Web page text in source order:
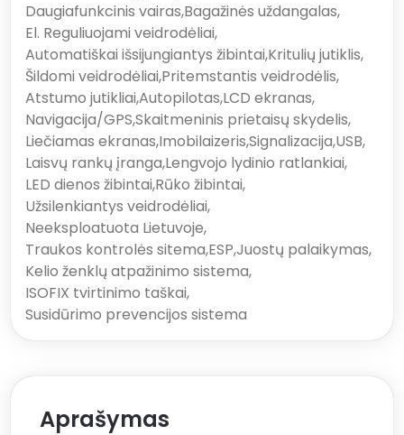
Daugiafunkcinis vairas,Bagažinės uždangalas,
El. Reguliuojami veidrodėliai,
Automatiškai išsijungiantys žibintai,Kritulių jutiklis,
Šildomi veidrodėliai,Pritemstantis veidrodėlis,
Atstumo jutikliai,Autopilotas,LCD ekranas,
Navigacija/GPS,Skaitmeninis prietaisų skydelis,
Liečiamas ekranas,Imobilaizeris,Signalizacija,USB,
Laisvų rankų įranga,Lengvojo lydinio ratlankiai,
LED dienos žibintai,Rūko žibintai,
Užsilenkiantys veidrodėliai,
Neeksploatuota Lietuvoje,
Traukos kontrolės sitema,ESP,Juostų palaikymas,
Kelio ženklų atpažinimo sistema,
ISOFIX tvirtinimo taškai,
Susidūrimo prevencijos sistema
Aprašymas